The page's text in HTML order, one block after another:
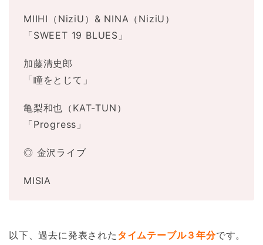
MIIHI（NiziU）& NINA（NiziU）
「SWEET 19 BLUES」
加藤清史郎
「瞳をとじて」
亀梨和也（KAT-TUN）
「Progress」
◎ 金沢ライブ
MISIA
以下、過去に発表された タイムテーブル３年分です。